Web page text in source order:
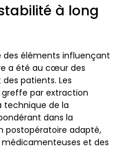
à long
des éléments influençant
a été au cœur des
patients. Les
par extraction
technique de la
dans la
postopératoire adapté,
et des